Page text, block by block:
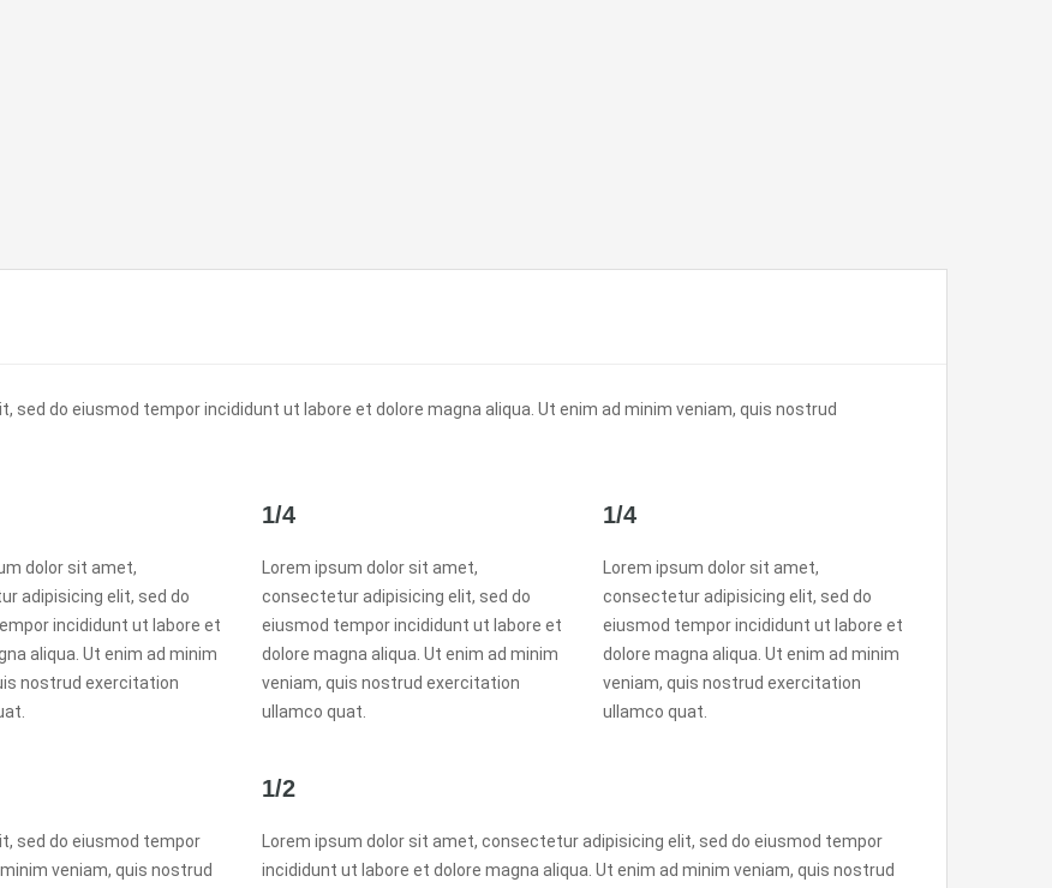
sed do eiusmod tempor incididunt ut labore et dolore magna aliqua. Ut enim ad minim veniam, quis nostrud
dolor sit amet,
adipisicing elit, sed do
incididunt ut labore et
aliqua. Ut enim ad minim
nostrud exercitation
1/4
Lorem ipsum dolor sit amet,
consectetur adipisicing elit, sed do
eiusmod tempor incididunt ut labore et
dolore magna aliqua. Ut enim ad minim
veniam, quis nostrud exercitation
ullamco quat.
1/4
Lorem ipsum dolor sit amet,
consectetur adipisicing elit, sed do
eiusmod tempor incididunt ut labore et
dolore magna aliqua. Ut enim ad minim
veniam, quis nostrud exercitation
ullamco quat.
sed do eiusmod tempor
veniam, quis nostrud
1/2
Lorem ipsum dolor sit amet, consectetur adipisicing elit, sed do eiusmod tempor
incididunt ut labore et dolore magna aliqua. Ut enim ad minim veniam, quis nostrud